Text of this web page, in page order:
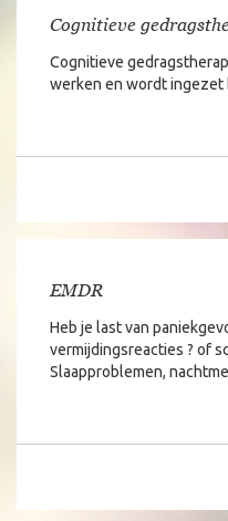
Cognitieve
Cognitieve
werken en wordt ingezet
EMDR
Heb je last van
vermijdingsreacties ? of
Slaapproblemen,